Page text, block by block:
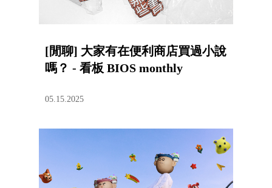
[閒聊] 大家有在便利商店買過小說
嗎？ - 看板 BIOS monthly
05.15.2025